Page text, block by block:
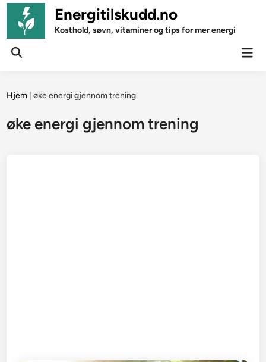
Skip
content
Energitilskudd.no
Kosthold, søvn, vitaminer og tips for mer energi
Open
Hjem |øke energi gjennom trening
øke energi gjennom trening